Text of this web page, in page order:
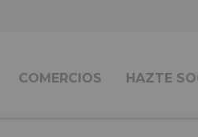
COMERCIOS HAZTE